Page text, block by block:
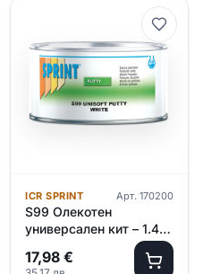
ICR SPRINT Арт. 170200
S99 Олекотен
универсален кит – 1.4кг
17,98 €